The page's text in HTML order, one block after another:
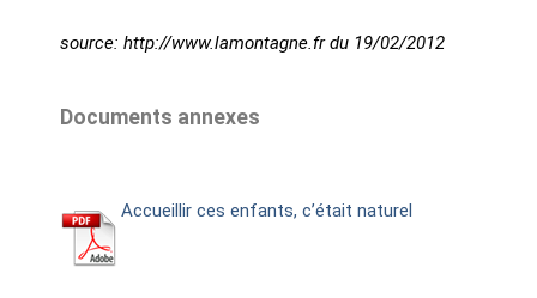
source: http://www.lamontagne.fr du 19/02/2012
Documents annexes
Accueillir ces enfants, c’était naturel